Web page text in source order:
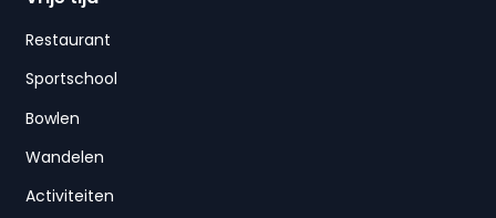
Restaurant
Sportschool
Bowlen
Wandelen
Activiteiten